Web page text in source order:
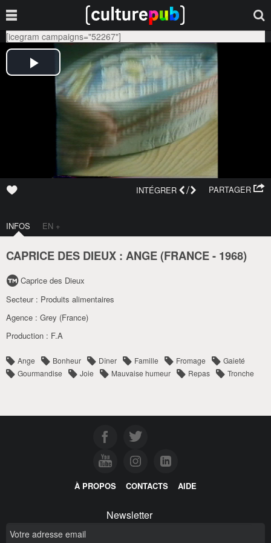
[icegram campaigns="52267"]
PARTAGER
INTÉGRER /
INFOS EN +
CAPRICE DES DIEUX : ANGE (FRANCE- 1968)
Caprice des Dieux
Secteur : Produits alimentaires
Agence : Grey (France)
Production : F.A
Ange Bonheur Dîner Famille Fromage
Gaieté
Gourmandise
Joie Mauvaise humeur Repas Tronche
À PROPOS CONTACTS AIDE
Newsletter